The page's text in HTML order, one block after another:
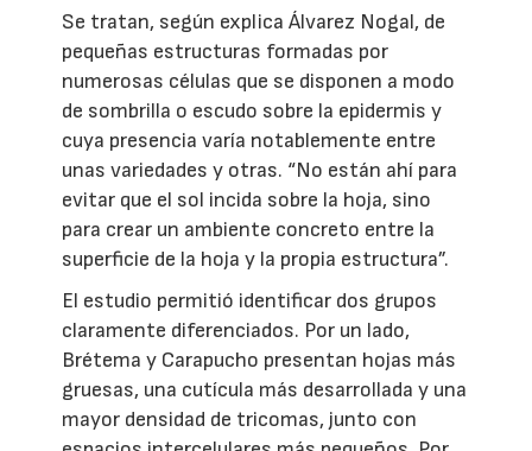
Se tratan, según explica Álvarez Nogal, de
pequeñas estructuras formadas por
numerosas células que se disponen a modo
de sombrilla o escudo sobre la epidermis y
cuya presencia varía notablemente entre
unas variedades y otras. “No están ahí para
evitar que el sol incida sobre la hoja, sino
para crear un ambiente concreto entre la
superficie de la hoja y la propia estructura”.
El estudio permitió identificar dos grupos
claramente diferenciados. Por un lado,
Brétema y Carapucho presentan hojas más
gruesas, una cutícula más desarrollada y una
mayor densidad de tricomas, junto con